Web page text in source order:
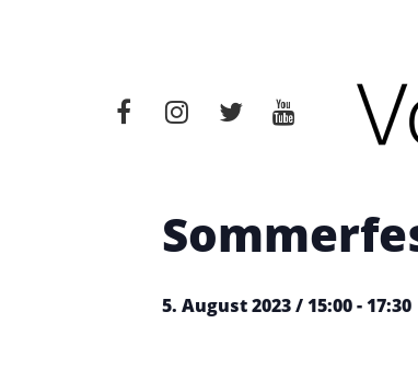
Diese Veranstaltung
5. August 2023 / 15:00-17:30